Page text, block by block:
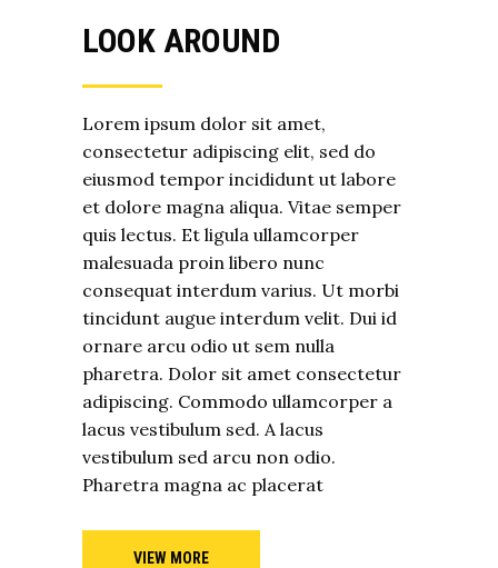
LOOK AROUND
Lorem ipsum dolor sit amet,
consectetur adipiscing elit, sed do
eiusmod tempor incididunt ut labore
et dolore magna aliqua. Vitae semper
quis lectus. Et ligula ullamcorper
malesuada proin libero nunc
consequat interdum varius. Ut morbi
tincidunt augue interdum velit. Dui id
ornare arcu odio ut sem nulla
pharetra. Dolor sit amet consectetur
adipiscing. Commodo ullamcorper a
lacus vestibulum sed. A lacus
vestibulum sed arcu non odio.
Pharetra magna ac placerat
VIEW MORE